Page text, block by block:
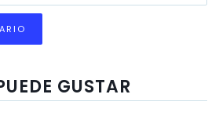
GUSTAR